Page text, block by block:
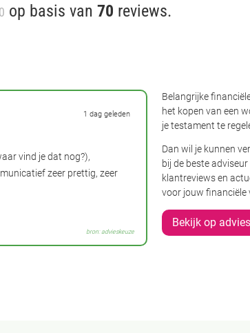
op basis van 70 reviews.
1 dag geleden
vind je dat nog?),
zeer prettig, zeer
bron: advieskeuze
professional die
maken door ons
- Jim
Belangrijke
het kopen van een
je testament te
Dan wil je kunnen
bij de beste
klantreviews en
voor jouw financiële
Bekijk op